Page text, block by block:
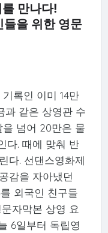
만나다!
을 위한 영문
록인 이미 14만
과 같은 상영관 수
넘어 20만은 물
다. 때에 맞춰 반
다. 선댄스영화제
감을 자아냈던
외국인 친구들
자막본 상영 요
6일부터 독립영